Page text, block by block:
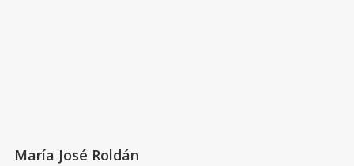
María José Roldán